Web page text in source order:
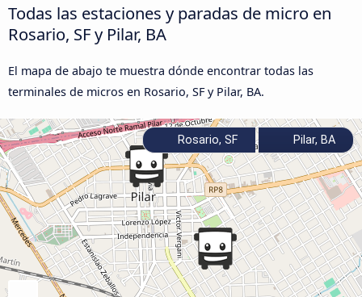
Todas las estaciones y paradas de micro en
Rosario, SF y Pilar, BA
El mapa de abajo te muestra dónde encontrar todas las
terminales de micros en Rosario, SF y Pilar, BA.
Rosario, SF Pilar, BA